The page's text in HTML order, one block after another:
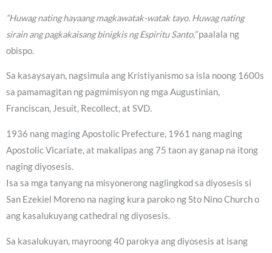
“Huwag nating hayaang magkawatak-watak tayo. Huwag nating
sirain ang pagkakaisang binigkis ng Espiritu Santo,”paalala ng
obispo.
Sa kasaysayan, nagsimula ang Kristiyanismo sa isla noong 1600s
sa pamamagitan ng pagmimisyon ng mga Augustinian,
Franciscan, Jesuit, Recollect, at SVD.
1936 nang maging Apostolic Prefecture, 1961 nang maging
Apostolic Vicariate, at makalipas ang 75 taon ay ganap na itong
naging diyosesis.
Isa sa mga tanyang na misyonerong naglingkod sa diyosesis si
San Ezekiel Moreno na naging kura paroko ng Sto Nino Church o
ang kasalukuyang cathedral ng diyosesis.
Sa kasalukuyan, mayroong 40 parokya ang diyosesis at isang